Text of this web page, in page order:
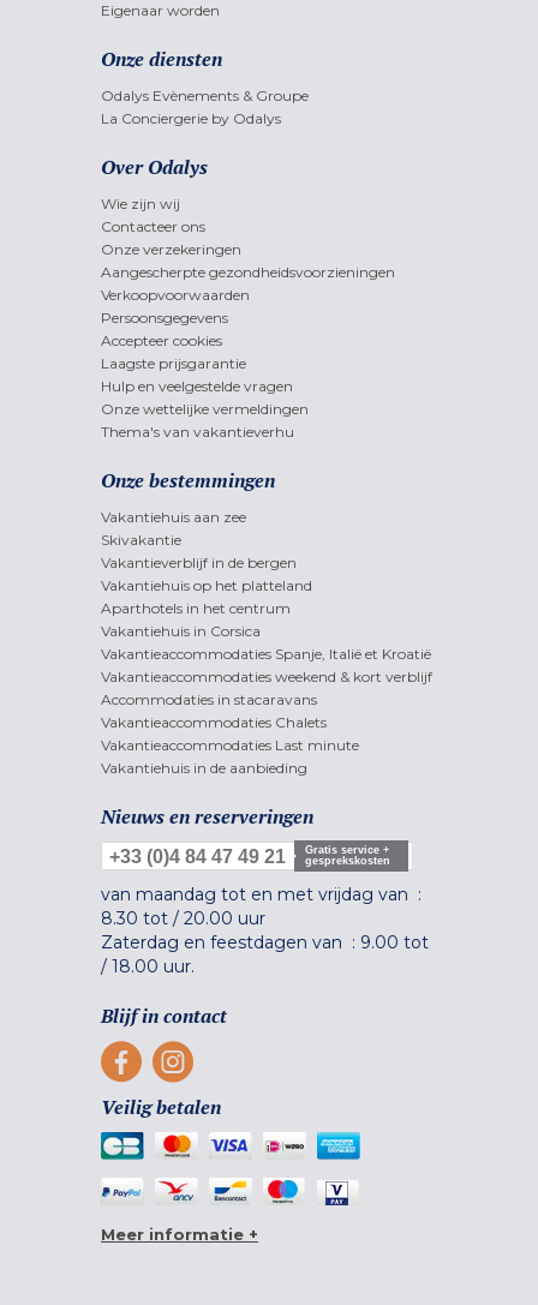
Eigenaar worden
Onze diensten
Odalys Evènements & Groupe
La Conciergerie by Odalys
Over Odalys
Wie zijn wij
Contacteer ons
Onze verzekeringen
Aangescherpte gezondheidsvoorzieningen
Verkoopvoorwaarden
Persoonsgegevens
Accepteer cookies
Laagste prijsgarantie
Hulp en veelgestelde vragen
Onze wettelijke vermeldingen
Thema's van vakantieverhu
Onze bestemmingen
Vakantiehuis aan zee
Skivakantie
Vakantieverblijf in de bergen
Vakantiehuis op het platteland
Aparthotels in het centrum
Vakantiehuis in Corsica
Vakantieaccommodaties Spanje, Italië et Kroatië
Vakantieaccommodaties weekend & kort verblijf
Accommodaties in stacaravans
Vakantieaccommodaties Chalets
Vakantieaccommodaties Last minute
Vakantiehuis in de aanbieding
Nieuws en reserveringen
+33 (0)4 84 47 49 21
Gratis service +
gesprekskosten
van maandag tot en met vrijdag van :
8.30 tot / 20.00 uur
Zaterdag en feestdagen van : 9.00 tot
/ 18.00 uur.
Blijf in contact
Veilig betalen
Meer informatie +